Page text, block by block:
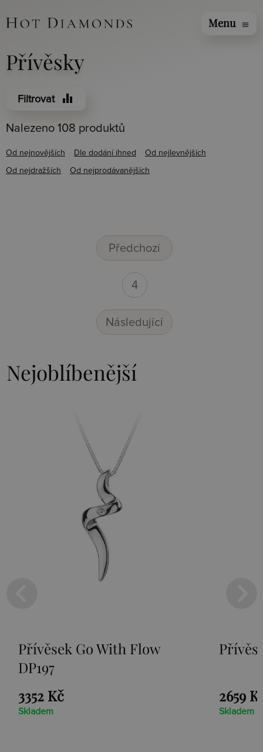
Menu menu
Přívěsky
Filtrovat equalizer
Nalezeno 108 produktů
Od nejnovějších Dle dodání ihned Od nejlevnějších
Od nejdražších Od nejprodávanějších
Předchozí
4
Následující
Nejoblíbenější
Přívěsek Go With Flow
DP197
3352 Kč
Skladem
2659
Skladem